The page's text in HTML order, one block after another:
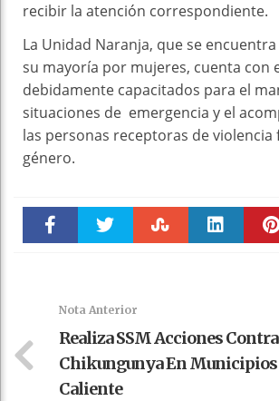
recibir la atención correspondiente.
La Unidad Naranja, que se
su mayoría por mujeres, cuenta con
debidamente capacitados para el
situaciones de emergencia y el
las personas receptoras de violencia
género.
Nota Anterior
Realiza SSM Acciones
Chikungunya En Municipios
Caliente